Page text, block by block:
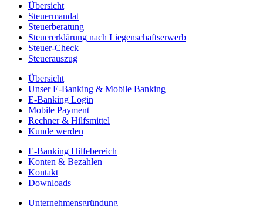
Übersicht
Steuermandat
Steuerberatung
Steuererklärung nach Liegenschaftserwerb
Steuer-Check
Steuerauszug
Übersicht
Unser E-Banking & Mobile Banking
E-Banking Login
Mobile Payment
Rechner & Hilfsmittel
Kunde werden
E-Banking Hilfebereich
Konten & Bezahlen
Kontakt
Downloads
Unternehmensgründung